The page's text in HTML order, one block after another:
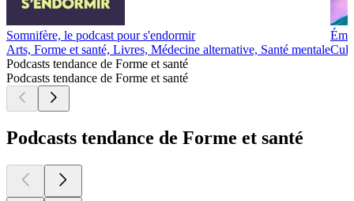
Somnifère, le podcast pour s'endormir
Arts, Forme et santé, Livres, Médecine alternative, Santé mentale
Podcasts tendance de Forme et santé
Podcasts tendance de Forme et santé
Podcasts tendance de Forme et santé